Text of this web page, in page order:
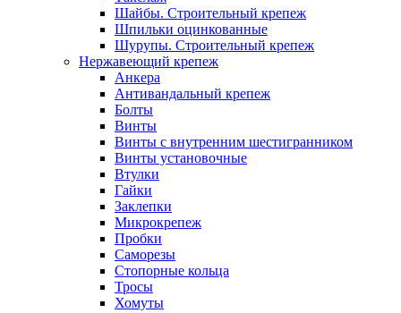
Шайбы. Строительный крепеж
Шпильки оцинкованные
Шурупы. Строительный крепеж
Нержавеющий крепеж
Анкера
Антивандальный крепеж
Болты
Винты
Винты с внутренним шестигранником
Винты установочные
Втулки
Гайки
Заклепки
Микрокрепеж
Пробки
Саморезы
Стопорные кольца
Тросы
Хомуты